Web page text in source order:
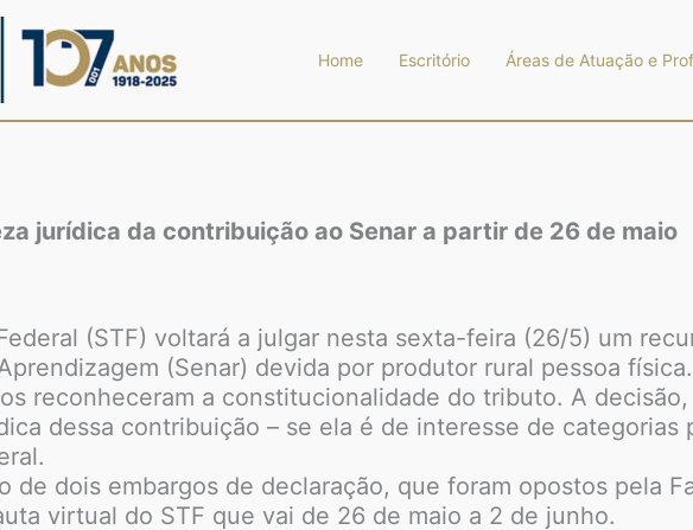
Home Escritório Áreas de Atuação e
jurídica da contribuição ao Senar a partir de 26 de maio
(STF) voltará a julgar nesta sexta-feira (26/5) um
(Senar) devida por produtor rural pessoa
reconheceram a constitucionalidade do tributo. A
dessa contribuição – se ela é de interesse de categorias
de dois embargos de declaração, que foram opostos pela
virtual do STF que vai de 26 de maio a 2 de junho.